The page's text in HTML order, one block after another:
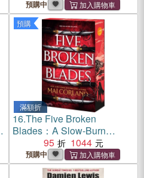
預購中
預購
滿額折
16.The Five Broken
Blades：A Slow-Burn
Assassin Romantic Fantasy
95 1044
預購中